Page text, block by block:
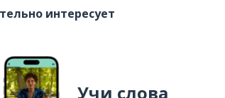
интересует
Учи слова